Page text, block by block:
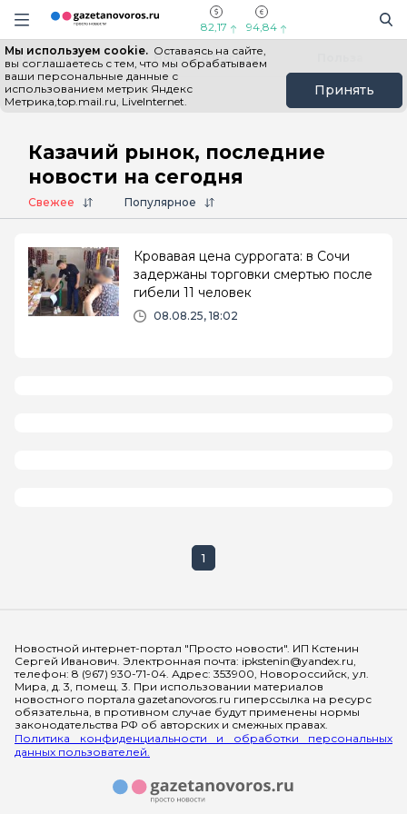
Информационный портал "ГазетаНоворос.ру"
Навигация сайта
82,17 94,84
Мы используем cookie. Оставаясь на сайте,
вы соглашаетесь с тем, что мы обрабатываем
ваши персональные данные с
использованием метрик Яндекс
Метрика,top.mail.ru, LiveInternet.
Принять
Все новости Новости России
Главная # Казачий рынок
Казачий рынок, последние
новости на сегодня
Свежее Популярное
Кровавая цена суррогата: в Сочи
задержаны торговки смертью после
гибели 11 человек
08.08.25, 18:02
1
Новостной интернет-портал "Просто новости". ИП Кстенин
Сергей Иванович. Электронная почта: ipkstenin@yandex.ru,
телефон: 8 (967) 930-71-04. Адрес: 353900, Новороссийск, ул.
Мира, д. 3, помещ. 3. При использовании материалов
новостного портала gazetanovoros.ru гиперссылка на ресурс
обязательна, в противном случае будут применены нормы
законодательства РФ об авторских и смежных правах.
Политика конфиденциальности и обработки персональных
данных пользователей.